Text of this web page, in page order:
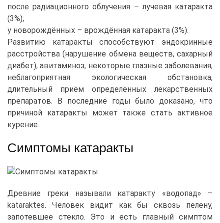
после радиационного облучения – лучевая катаракта
(3%);
у новорождённых – врождённая катаракта (3%).
Развитию катаракты способствуют эндокринные
расстройства (нарушение обмена веществ, сахарный
диабет), авитаминоз, некоторые глазные заболевания,
неблагоприятная экологическая обстановка,
длительный приём определённых лекарственных
препаратов. В последние годы было доказано, что
причиной катаракты может также стать активное
курение.
Симптомы катаракты
Древние греки называли катаракту «водопад» –
kataraktes. Человек видит как бы сквозь пелену,
запотевшее стекло. Это и есть главный симптом